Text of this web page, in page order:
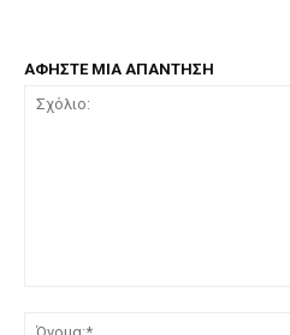
ΑΦΗΣΤΕ ΜΙΑ ΑΠΑΝΤΗΣΗ